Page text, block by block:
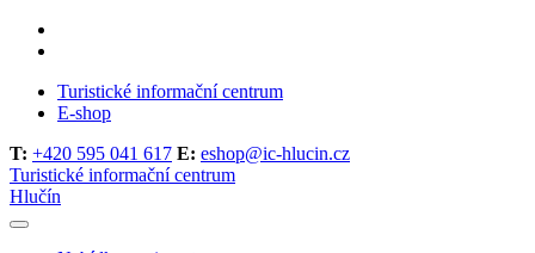
Turistické informační centrum
E-shop
T: +420 595 041 617 E: eshop@ic-hlucin.cz
Turistické informační centrum
Hlučín